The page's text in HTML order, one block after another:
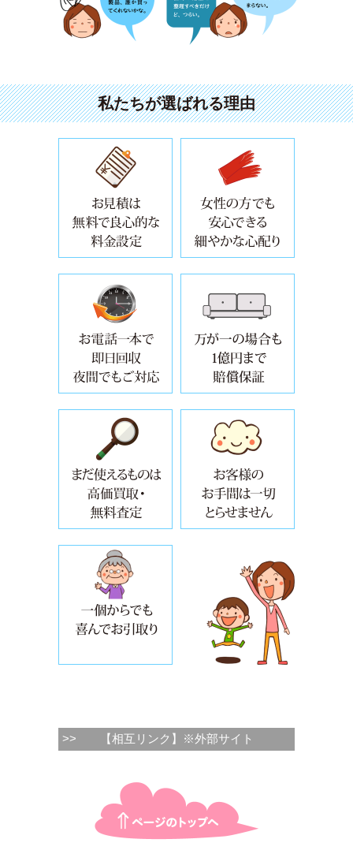
私たちが選ばれる理由
>> 【相互リンク】※外部サイト